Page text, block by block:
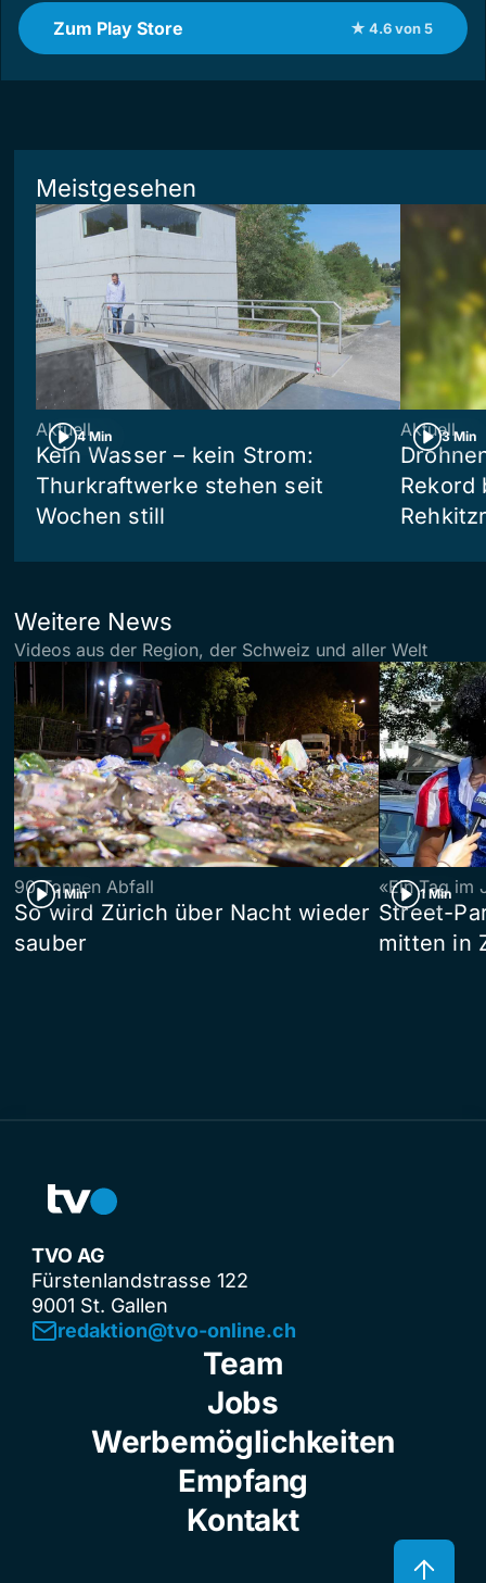
Zum Play Store ★ 4.6 von 5
Meistgesehen
4 Min
Aktuell
Kein Wasser – kein Strom:
Thurkraftwerke stehen seit
Wochen still
3 Min
Aktuell
Rekord
Weitere News
Videos aus der Region, der Schweiz und aller Welt
1 Min
90 Tonnen Abfall
So wird Zürich über Nacht wieder
sauber
1 Min
«Ein Tag im
Street-
mitten in
TVO AG
Fürstenlandstrasse 122
9001 St. Gallen
redaktion@tvo-online.ch
Team
Jobs
Werbemöglichkeiten
Empfang
Kontakt